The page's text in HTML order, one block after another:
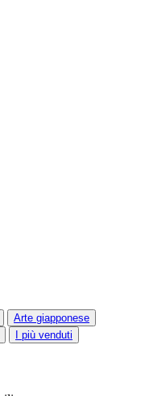
Arte giapponese
I più venduti